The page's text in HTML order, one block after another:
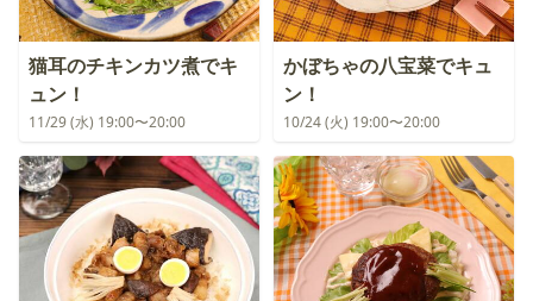
猫耳のチキンカツ煮でキ
ュン！
11/29 (水) 19:00〜20:00
かぼちゃの八宝菜でキュ
ン！
10/24 (火) 19:00〜20:00